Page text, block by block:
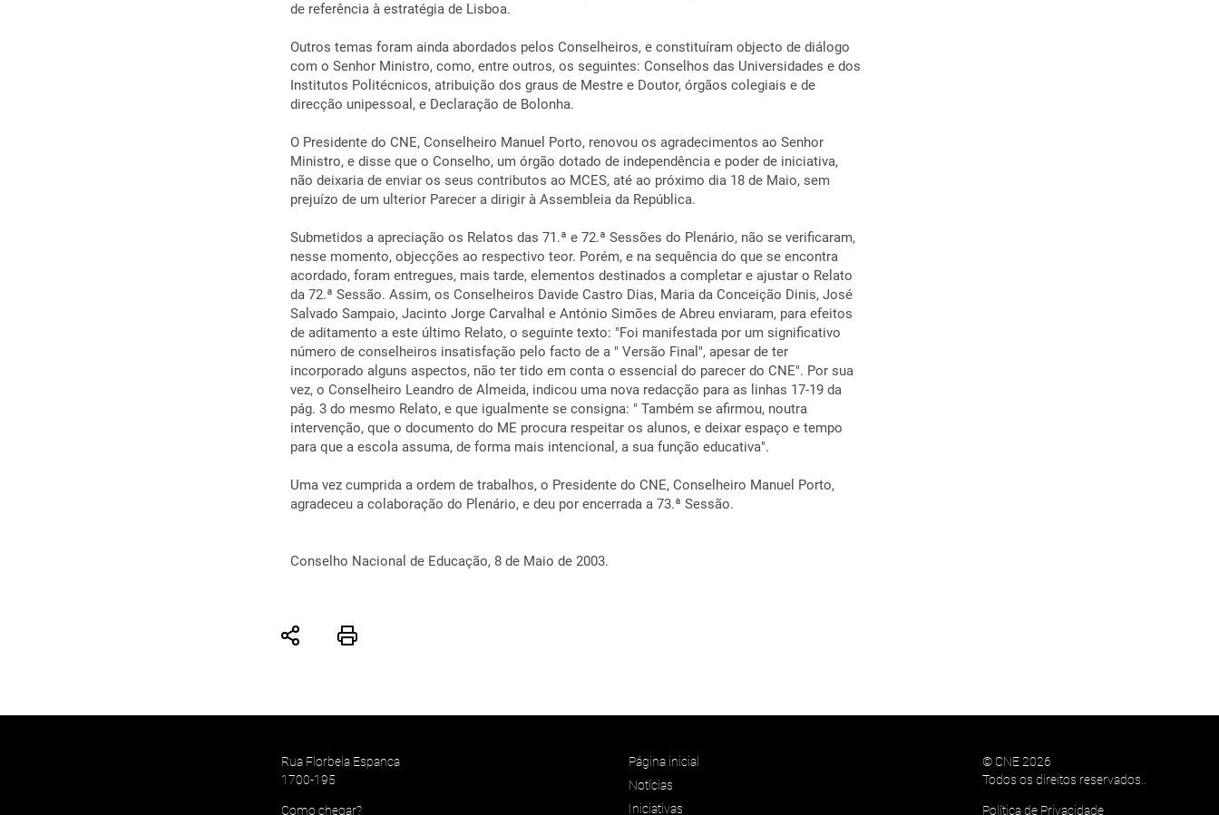
de referência à estratégia de Lisboa.
Outros temas foram ainda abordados pelos Conselheiros, e constituíram objecto de diálogo
com o Senhor Ministro, como, entre outros, os seguintes: Conselhos das Universidades e dos
Institutos Politécnicos, atribuição dos graus de Mestre e Doutor, órgãos colegiais e de
direcção unipessoal, e Declaração de Bolonha.
O Presidente do CNE, Conselheiro Manuel Porto, renovou os agradecimentos ao Senhor
Ministro, e disse que o Conselho, um órgão dotado de independência e poder de iniciativa,
não deixaria de enviar os seus contributos ao MCES, até ao próximo dia 18 de Maio, sem
prejuízo de um ulterior Parecer a dirigir à Assembleia da República.
Submetidos a apreciação os Relatos das 71.ª e 72.ª Sessões do Plenário, não se verificaram,
nesse momento, objecções ao respectivo teor. Porém, e na sequência do que se encontra
acordado, foram entregues, mais tarde, elementos destinados a completar e ajustar o Relato
da 72.ª Sessão. Assim, os Conselheiros Davide Castro Dias, Maria da Conceição Dinis, José
Salvado Sampaio, Jacinto Jorge Carvalhal e António Simões de Abreu enviaram, para efeitos
de aditamento a este último Relato, o seguinte texto: "Foi manifestada por um significativo
número de conselheiros insatisfação pelo facto de a " Versão Final", apesar de ter
incorporado alguns aspectos, não ter tido em conta o essencial do parecer do CNE". Por sua
vez, o Conselheiro Leandro de Almeida, indicou uma nova redacção para as linhas 17-19 da
pág. 3 do mesmo Relato, e que igualmente se consigna: " Também se afirmou, noutra
intervenção, que o documento do ME procura respeitar os alunos, e deixar espaço e tempo
para que a escola assuma, de forma mais intencional, a sua função educativa".
Uma vez cumprida a ordem de trabalhos, o Presidente do CNE, Conselheiro Manuel Porto,
agradeceu a colaboração do Plenário, e deu por encerrada a 73.ª Sessão.
Conselho Nacional de Educação, 8 de Maio de 2003.
Rua Florbela Espanca
1700-195
Como chegar?
Página inicial
Notícias
Iniciativas
© CNE 2026
Todos os direitos reservados..
Política de Privacidade